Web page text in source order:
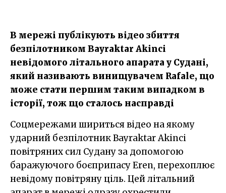
В мережі публікують відео збиття
безпілотником Bayraktar Akinci
невідомого літального апарата у Судані,
який називають винищувачем Rafale, що
може стати першим таким випадком в
історії, тож що сталось насправді
Соцмережами шириться відео на якому
ударний безпілотник Bayraktar Akinci
повітряних сил Судану за допомогою
баражуючого боєприпасу Eren, перехоплює
невідому повітряну ціль. Цей літальний